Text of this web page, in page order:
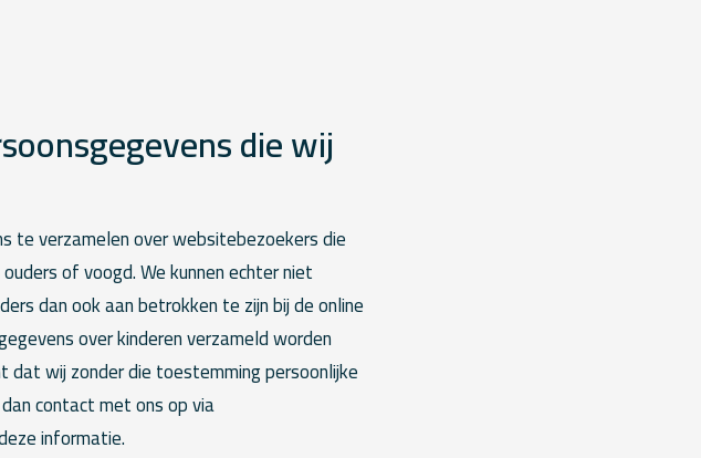
die wij
verzamelen over websitebezoekers die
of voogd. We kunnen echter niet
dan ook aan betrokken te zijn bij de online
over kinderen verzameld worden
dat wij zonder die toestemming persoonlijke
contact met ons op via
informatie.